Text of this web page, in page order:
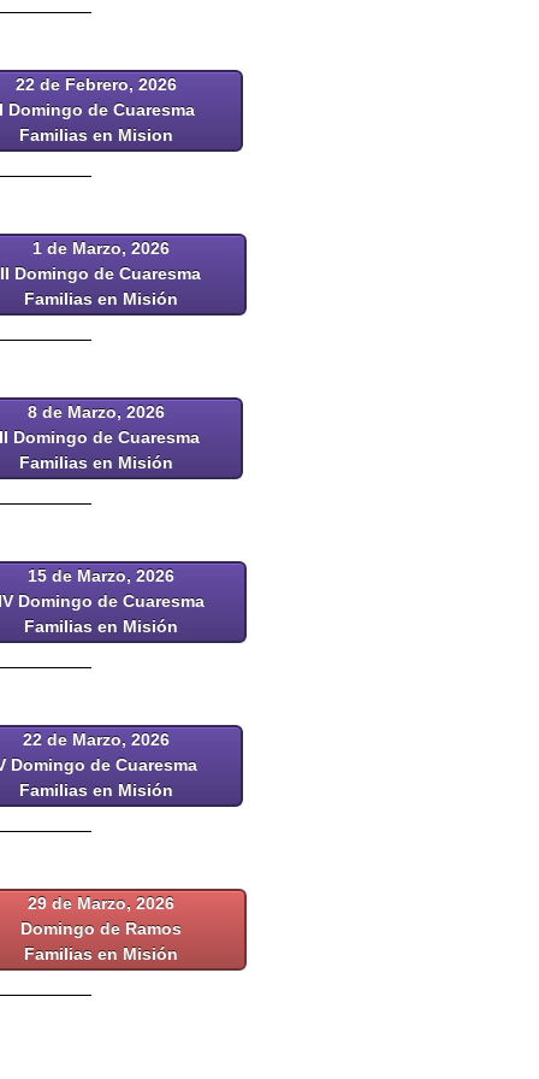
22 de Febrero, 2026
Domingo de Cuaresma
Familias en Mision
1 de Marzo, 2026
II Domingo de Cuaresma
Familias en Misión
8 de Marzo, 2026
Domingo de Cuaresma
Familias en Misión
15 de Marzo, 2026
Domingo de Cuaresma
Familias en Misión
22 de Marzo, 2026
Domingo de Cuaresma
Familias en Misión
29 de Marzo, 2026
Domingo de Ramos
Familias en Misión